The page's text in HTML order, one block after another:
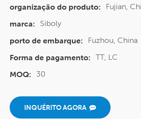
organização do produto:
Fujian,
marca:
Siboly
porto de embarque:
Fuzhou, China
Forma de pagamento: TT, LC
MOQ:
30
INQUÉRITO AGORA